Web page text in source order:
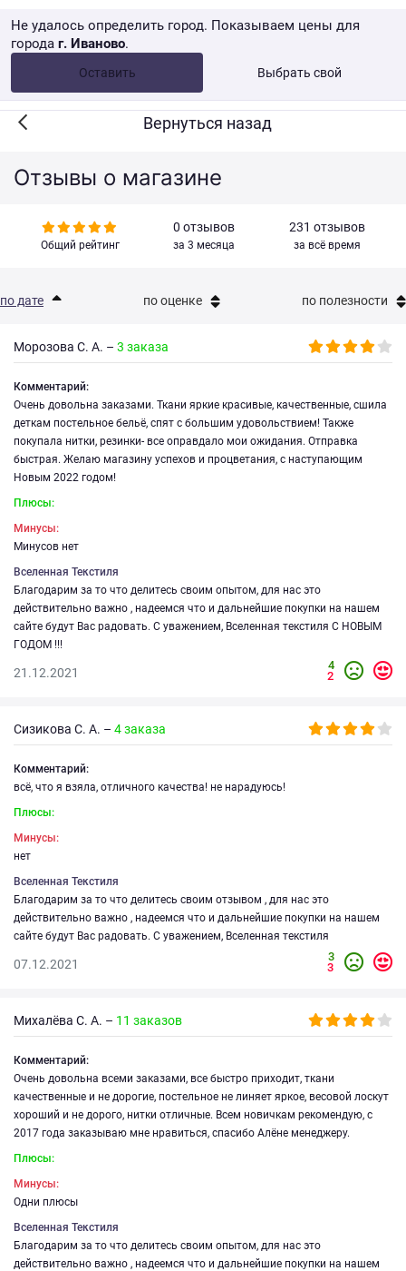
Не удалось определить город. Показываем цены для
города г. Иваново.
Оставить Выбрать свой
от 10 000 ₽ Розница → WB
Вернуться назад
Отзывы о магазине
Общий рейтинг
0 отзывов
за 3 месяца
231 отзывов
за всё время
по дате по оценке по полезности
Морозова С. А. – 3 заказа
Комментарий:
Очень довольна заказами. Ткани яркие красивые, качественные, сшила
деткам постельное бельё, спят с большим удовольствием! Также
покупала нитки, резинки- все оправдало мои ожидания. Отправка
быстрая. Желаю магазину успехов и процветания, с наступающим
Новым 2022 годом!
Плюсы:
Минусы:
Минусов нет
Вселенная Текстиля
Благодарим за то что делитесь своим опытом, для нас это
действительно важно , надеемся что и дальнейшие покупки на нашем
сайте будут Вас радовать. С уважением, Вселенная текстиля С НОВЫМ
ГОДОМ !!!
21.12.2021
4
2
Сизикова С. А. – 4 заказа
Комментарий:
всё, что я взяла, отличного качества! не нарадуюсь!
Плюсы:
Минусы:
нет
Вселенная Текстиля
Благодарим за то что делитесь своим отзывом , для нас это
действительно важно , надеемся что и дальнейшие покупки на нашем
сайте будут Вас радовать. С уважением, Вселенная текстиля
07.12.2021
3
3
Михалёва С. А. – 11 заказов
Комментарий:
Очень довольна всеми заказами, все быстро приходит, ткани
качественные и не дорогие, постельное не линяет яркое, весовой лоскут
хороший и не дорого, нитки отличные. Всем новичкам рекомендую, с
2017 года заказываю мне нравиться, спасибо Алёне менеджеру.
Плюсы:
Минусы:
Одни плюсы
Вселенная Текстиля
Благодарим за то что делитесь своим опытом, для нас это
действительно важно , надеемся что и дальнейшие покупки на нашем